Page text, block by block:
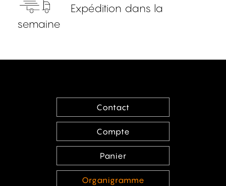
Expédition dans la
semaine
Contact
Compte
Panier
Organigramme